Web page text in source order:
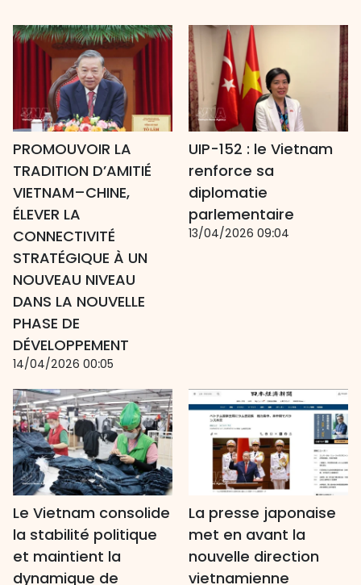
PROMOUVOIR LA
TRADITION D’AMITIÉ
VIETNAM–CHINE,
ÉLEVER LA
CONNECTIVITÉ
STRATÉGIQUE À UN
NOUVEAU NIVEAU
DANS LA NOUVELLE
PHASE DE
DÉVELOPPEMENT
14/04/2026 00:05
UIP-152 : le Vietnam
renforce sa
diplomatie
parlementaire
13/04/2026 09:04
Le Vietnam consolide
la stabilité politique
et maintient la
dynamique de
La presse japonaise
met en avant la
nouvelle direction
vietnamienne